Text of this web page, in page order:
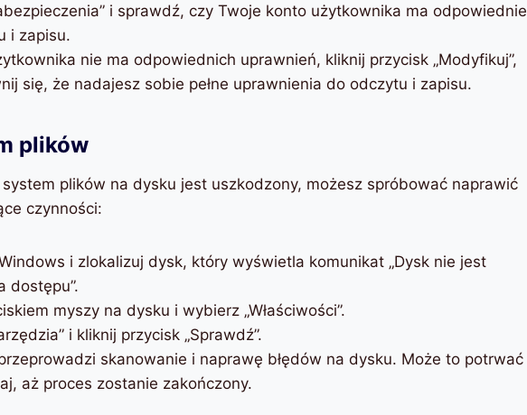
i sprawdź, czy Twoje konto użytkownika ma odpowiednie
i zapisu.
nie ma odpowiednich uprawnień, kliknij przycisk „Modyfikuj”,
się, że nadajesz sobie pełne uprawnienia do odczytu i zapisu.
plików
plików na dysku jest uszkodzony, możesz spróbować naprawić
czynności:
i zlokalizuj dysk, który wyświetla komunikat „Dysk nie jest
dostępu”.
myszy na dysku i wybierz „Właściwości”.
i kliknij przycisk „Sprawdź”.
skanowanie i naprawę błędów na dysku. Może to potrwać
aż proces zostanie zakończony.